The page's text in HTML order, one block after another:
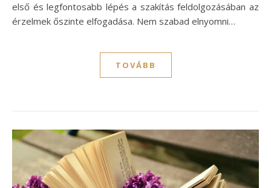
első és legfontosabb lépés a szakítás feldolgozásában az
érzelmek őszinte elfogadása. Nem szabad elnyomni…
TOVÁBB